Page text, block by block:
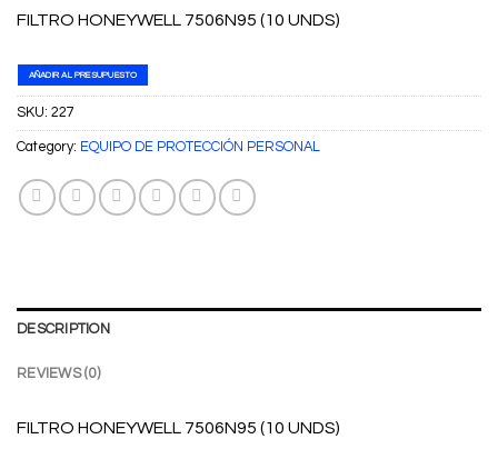
FILTRO HONEYWELL 7506N95 (10 UNDS)
AÑADIR AL PRESUPUESTO
SKU: 227
Category: EQUIPO DE PROTECCIÓN PERSONAL
DESCRIPTION
REVIEWS (0)
FILTRO HONEYWELL 7506N95 (10 UNDS)